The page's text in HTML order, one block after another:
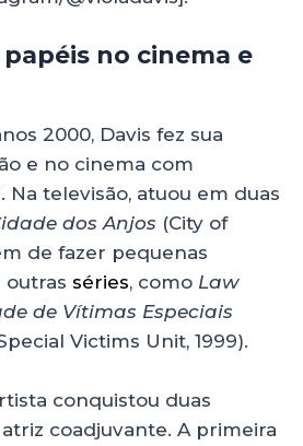
no cinema e
2000, Davis fez sua
e no cinema com
Na televisão, atuou em duas
dos Anjos (City of
de fazer pequenas
outras séries, como Law
de Vítimas Especiais
Victims Unit, 1999).
conquistou duas
coadjuvante. A primeira